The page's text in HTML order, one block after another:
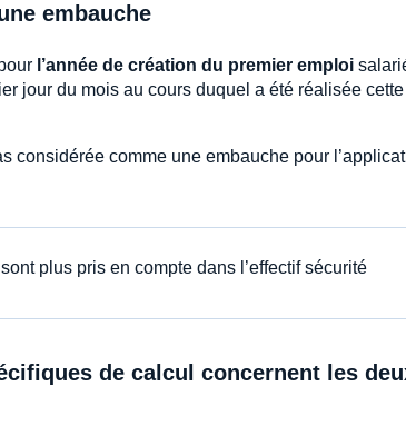
embauche
l’année de création du premier emploi
jour du mois au cours duquel a été réalisée cette
considérée comme une embauche pour
plus pris en compte dans l’effectif sécurité
de calcul concernent les